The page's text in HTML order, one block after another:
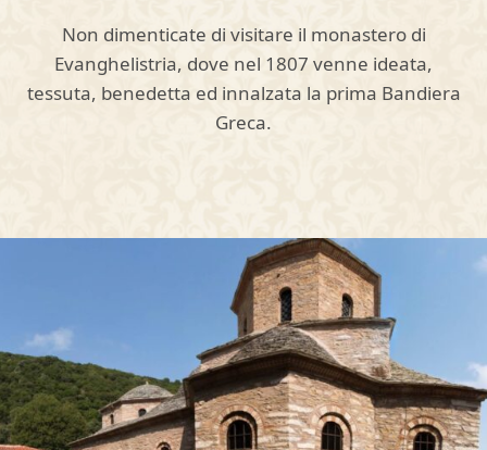
Non dimenticate di visitare il monastero di
Evanghelistria, dove nel 1807 venne ideata,
tessuta, benedetta ed innalzata la prima Bandiera
Greca.